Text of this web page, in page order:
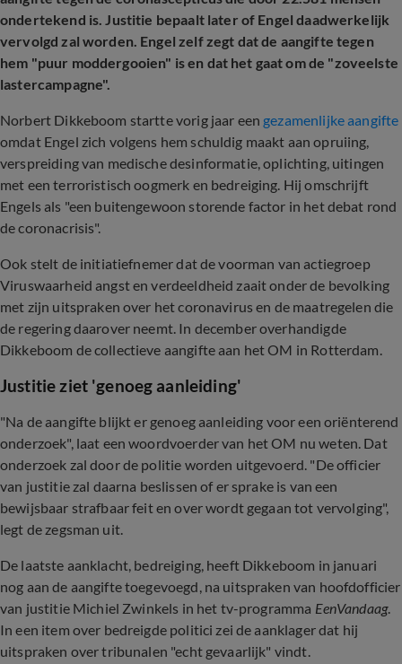
ondertekend is. Justitie bepaalt later of Engel daadwerkelijk
vervolgd zal worden. Engel zelf zegt dat de aangifte tegen
hem "puur moddergooien" is en dat het gaat om de "zoveelste
lastercampagne".
Norbert Dikkeboom startte vorig jaar een gezamenlijke aangifte
omdat Engel zich volgens hem schuldig maakt aan opruiing,
verspreiding van medische desinformatie, oplichting, uitingen
met een terroristisch oogmerk en bedreiging. Hij omschrijft
Engels als "een buitengewoon storende factor in het debat rond
de coronacrisis".
Ook stelt de initiatiefnemer dat de voorman van actiegroep
Viruswaarheid angst en verdeeldheid zaait onder de bevolking
met zijn uitspraken over het coronavirus en de maatregelen die
de regering daarover neemt. In december overhandigde
Dikkeboom de collectieve aangifte aan het OM in Rotterdam.
Justitie ziet 'genoeg aanleiding'
"Na de aangifte blijkt er genoeg aanleiding voor een oriënterend
onderzoek", laat een woordvoerder van het OM nu weten. Dat
onderzoek zal door de politie worden uitgevoerd. "De officier
van justitie zal daarna beslissen of er sprake is van een
bewijsbaar strafbaar feit en over wordt gegaan tot vervolging",
legt de zegsman uit.
De laatste aanklacht, bedreiging, heeft Dikkeboom in januari
nog aan de aangifte toegevoegd, na uitspraken van hoofdofficier
van justitie Michiel Zwinkels in het tv-programma EenVandaag.
In een item over bedreigde politici zei de aanklager dat hij
uitspraken over tribunalen "echt gevaarlijk" vindt.